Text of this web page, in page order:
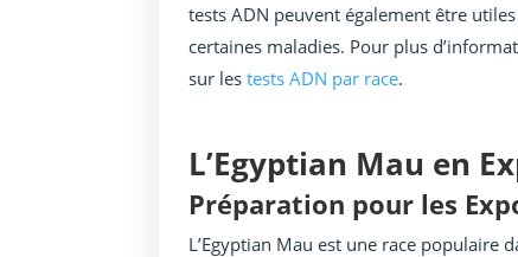
tests ADN peuvent également être
certaines maladies. Pour plus
sur lestests ADN par race.
L’Egyptian Mau en
Préparation pour les
L’Egyptian Mau est une race populaire